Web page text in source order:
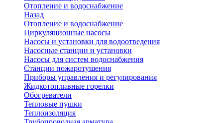
Отопление и водоснабжение
Назад
Отопление и водоснабжение
Циркуляционные насосы
Насосы и установки для водоотведения
Насосные станции и установки
Насосы для систем водоснабжения
Станции пожаротушения
Приборы управления и регулирования
Жидкотопливные горелки
Обогреватели
Тепловые пушки
Теплоизоляция